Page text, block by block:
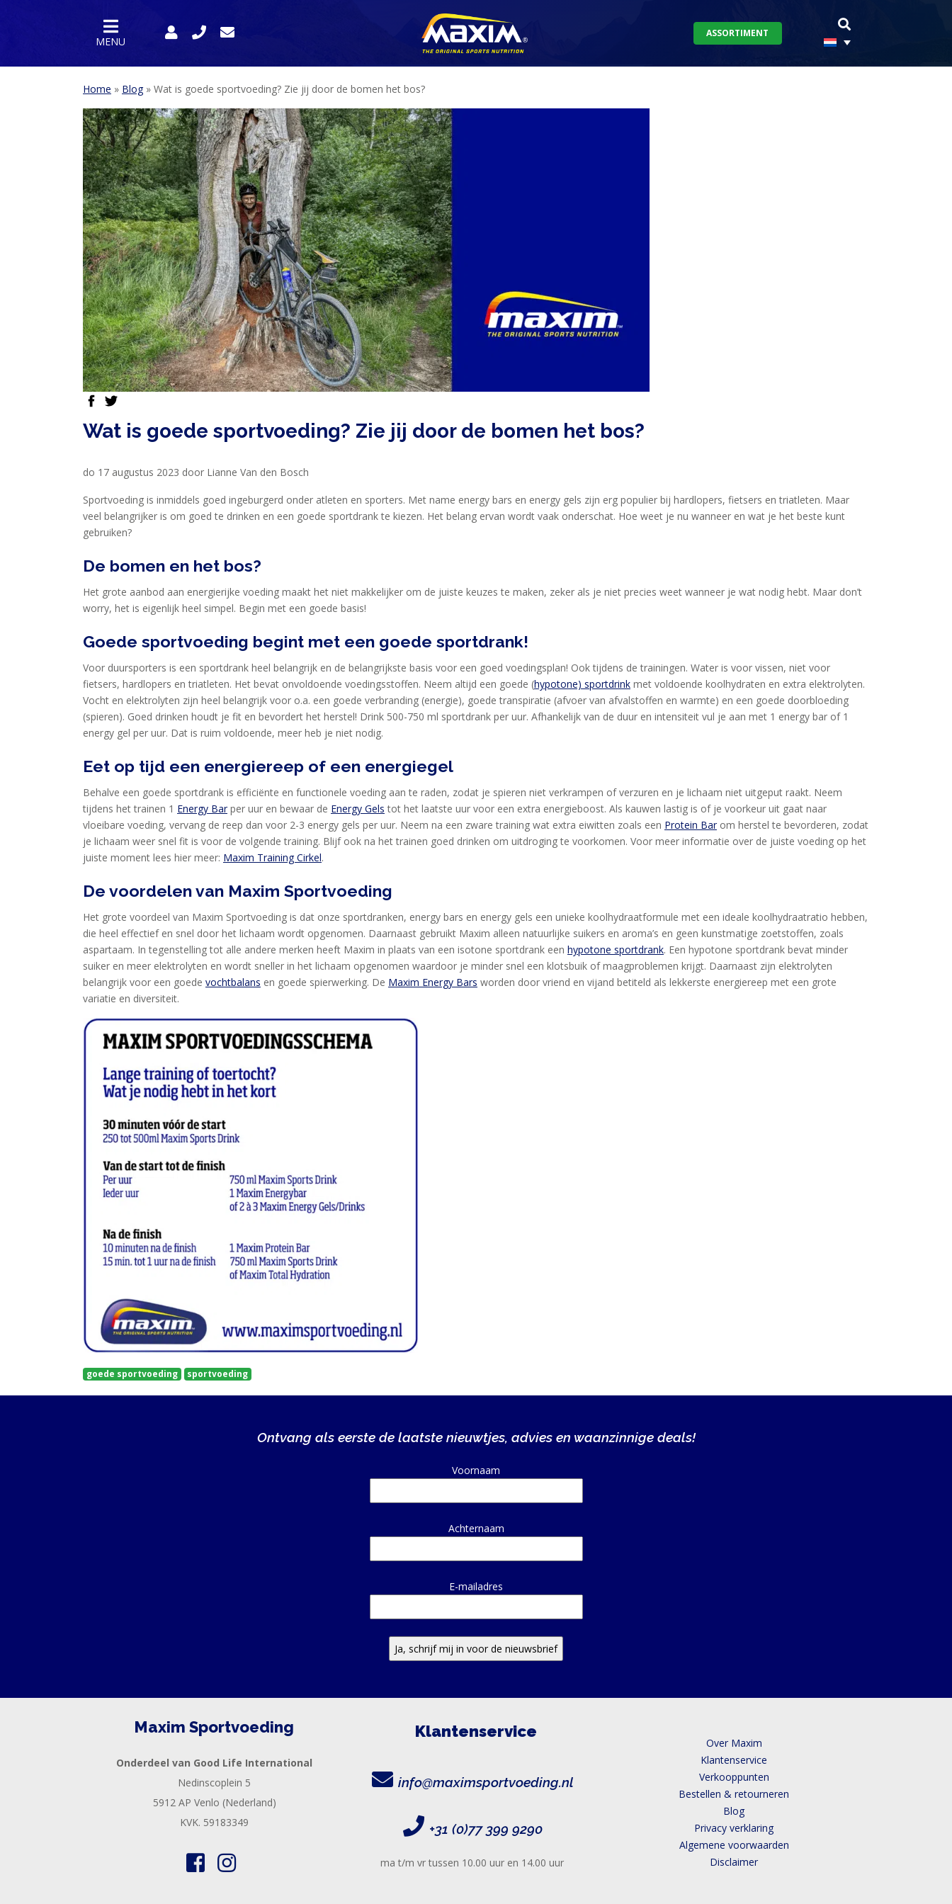
SPORTVOEDING
KLANTENSERVICE
MENU
ASSORTIMENT
Home » Blog» Wat is goede sportvoeding? Zie jij door de bomen het bos?
facebook
Wat is goede sportvoeding? Zie jij door de bomen het bos?
do 17 augustus 2023 door Lianne Van den Bosch
Sportvoeding is inmiddels goed ingeburgerd onder atleten en sporters. Met name energy bars en energy gels zijn erg populier bij hardlopers, fietsers en triatleten. Maar
veel belangrijker is om goed te drinken en een goede sportdrank te kiezen. Het belang ervan wordt vaak onderschat. Hoe weet je nu wanneer en wat je het beste kunt
gebruiken?
De bomen en het bos?
Het grote aanbod aan energierijke voeding maakt het niet makkelijker om de juiste keuzes te maken, zeker als je niet precies weet wanneer je wat nodig hebt. Maar don’t
worry, het is eigenlijk heel simpel. Begin met een goede basis!
Goede sportvoeding begint met een goede sportdrank!
Voor duursporters is een sportdrank heel belangrijk en de belangrijkste basis voor een goed voedingsplan! Ook tijdens de trainingen. Water is voor vissen, niet voor
fietsers, hardlopers en triatleten. Het bevat onvoldoende voedingsstoffen. Neem altijd een goede (hypotone) sportdrink met voldoende koolhydraten en extra elektrolyten.
Vocht en elektrolyten zijn heel belangrijk voor o.a. een goede verbranding (energie), goede transpiratie (afvoer van afvalstoffen en warmte) en een goede doorbloeding
(spieren). Goed drinken houdt je fit en bevordert het herstel! Drink 500-750 ml sportdrank per uur. Afhankelijk van de duur en intensiteit vul je aan met 1 energy bar of 1
energy gel per uur. Dat is ruim voldoende, meer heb je niet nodig.
Eet op tijd een energiereep of een energiegel
Behalve een goede sportdrank is efficiënte en functionele voeding aan te raden, zodat je spieren niet verkrampen of verzuren en je lichaam niet uitgeput raakt. Neem
tijdens het trainen 1 Energy Barper uur en bewaar de Energy Gels tot het laatste uur voor een extra energieboost. Als kauwen lastig is of je voorkeur uit gaat naar
vloeibare voeding, vervang de reep dan voor 2-3 energy gels per uur. Neem na een zware training wat extra eiwitten zoals een Protein Barom herstel te bevorderen, zodat
je lichaam weer snel fit is voor de volgende training. Blijf ook na het trainen goed drinken om uitdroging te voorkomen. Voor meer informatie over de juiste voeding op het
juiste moment lees hier meer: Maxim Training Cirkel.
De voordelen van Maxim Sportvoeding
Het grote voordeel van Maxim Sportvoeding is dat onze sportdranken, energy bars en energy gels een unieke koolhydraatformule met een ideale koolhydraatratio hebben,
die heel effectief en snel door het lichaam wordt opgenomen. Daarnaast gebruikt Maxim alleen natuurlijke suikers en aroma’s en geen kunstmatige zoetstoffen, zoals
aspartaam. In tegenstelling tot alle andere merken heeft Maxim in plaats van een isotone sportdrank een hypotone sportdrank. Een hypotone sportdrank bevat minder
suiker en meer elektrolyten en wordt sneller in het lichaam opgenomen waardoor je minder snel een klotsbuik of maagproblemen krijgt. Daarnaast zijn elektrolyten
belangrijk voor een goede vochtbalans en goede spierwerking. De Maxim Energy Bars worden door vriend en vijand betiteld als lekkerste energiereep met een grote
variatie en diversiteit.
goede sportvoeding sportvoeding
Ontvang als eerste de laatste nieuwtjes, advies en waanzinnige deals!
Voornaam
Achternaam
E-mailadres
Alternative:
Maxim Sportvoeding
Onderdeel van Good Life International
Nedinscoplein 5
5912 AP Venlo (Nederland)
KVK. 59183349
Klantenservice
info@maximsportvoeding.nl
+31 (0)77 399 9290
ma t/m vr tussen 10.00 uur en 14.00 uur
Over Maxim
Klantenservice
Verkooppunten
Bestellen & retourneren
Blog
Privacy verklaring
Algemene voorwaarden
Disclaimer